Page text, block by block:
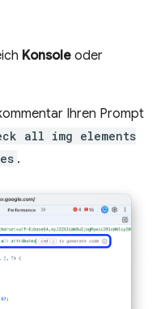
Konsole oder
Ihren Prompt
all img elements
.